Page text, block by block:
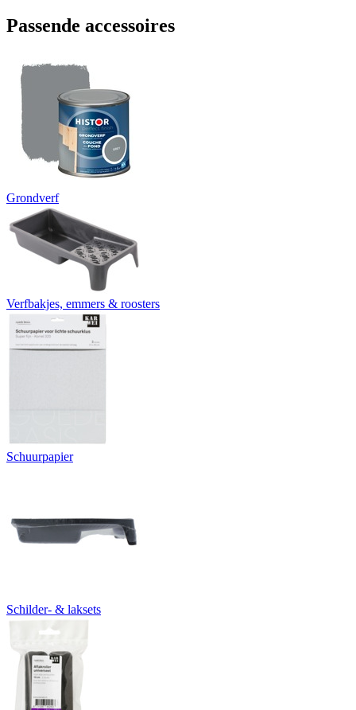
Passende accessoires
Grondverf
Verfbakjes, emmers & roosters
Schuurpapier
Schilder- & laksets